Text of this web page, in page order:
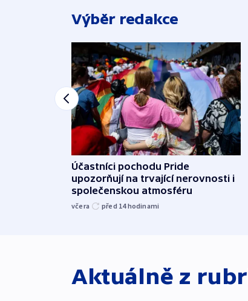
Výběr redakce
Účastníci pochodu Pride
upozorňují na trvající nerovnosti i
společenskou atmosféru
včera před 14hodinami
Aktuálně z